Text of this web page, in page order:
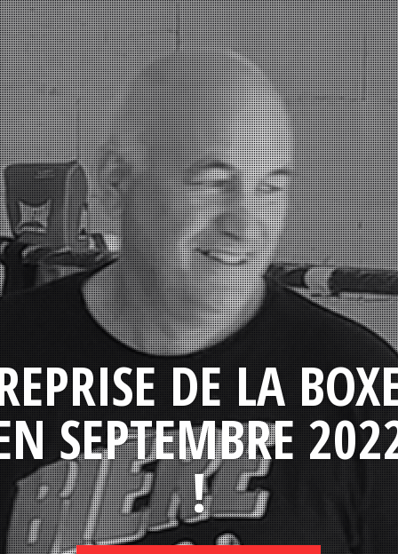
DE LA
SEPTEMBRE
!